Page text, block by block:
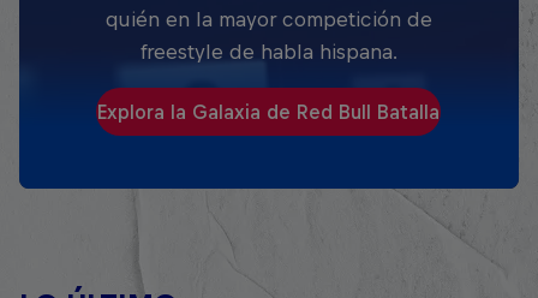
quién en la mayor competición de
freestyle de habla hispana.
Explora la Galaxia de Red Bull Batalla